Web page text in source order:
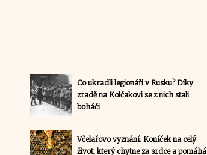
Co ukradli legionáři v Rusku? Díky
zradě na Kolčakovi se z nich stali
boháči
Včelařovo vyznání. Koníček na celý
život, který chytne za srdce a pomáhá